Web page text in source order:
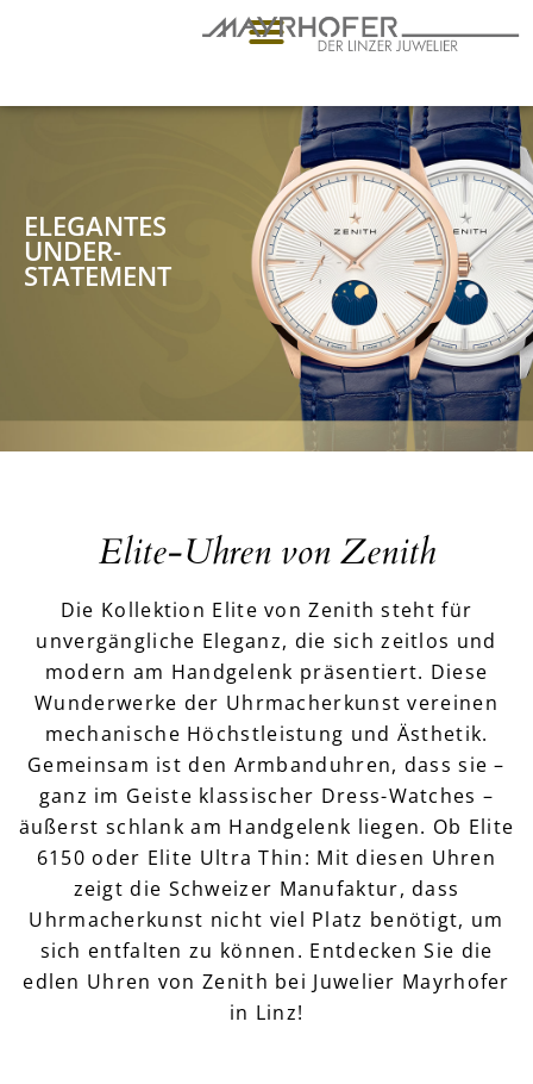
ELEGANTES
UNDER-
STATEMENT
Elite-Uhren von Zenith
Die Kollektion Elite von Zenith steht für
unvergängliche Eleganz, die sich zeitlos und
modern am Handgelenk präsentiert. Diese
Wunderwerke der Uhrmacherkunst vereinen
mechanische Höchstleistung und Ästhetik.
Gemeinsam ist den Armbanduhren, dass sie –
ganz im Geiste klassischer Dress-Watches –
äußerst schlank am Handgelenk liegen. Ob Elite
6150 oder Elite Ultra Thin: Mit diesen Uhren
zeigt die Schweizer Manufaktur, dass
Uhrmacherkunst nicht viel Platz benötigt, um
sich entfalten zu können. Entdecken Sie die
edlen Uhren von Zenith bei Juwelier Mayrhofer
in Linz!